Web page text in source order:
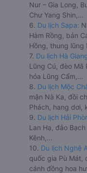
Nur – Gia Long,
Chư Yang Shin,...
6. Du lịch Sapa:
Hàm Rồng, bản
Hồng, thung lũng
7. Du lịch Hà
Lũng Cú, đèo Mã
hóa Lũng Cẩm,...
8. Du lịch Mộc
mận Nà Ka, đồi
Phách, hang dơi,
9. Du lịch Hải
Lan Hạ, đảo
Kênh,...
10. Du lịch Nghệ
quốc gia Pù Mát,
cánh đồng hoa